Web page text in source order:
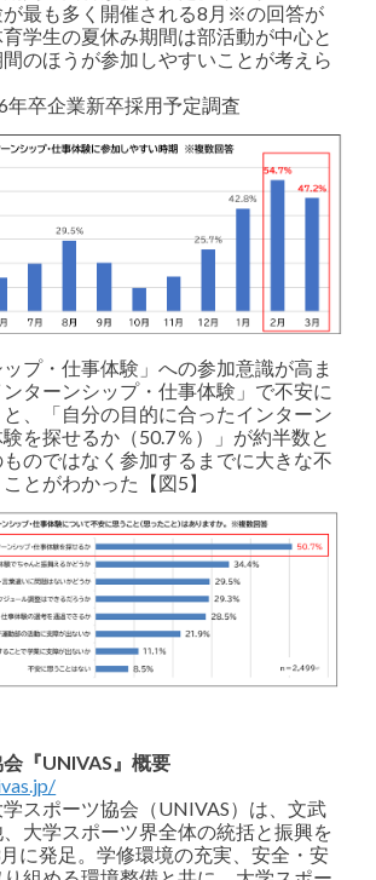
が最も多く開催される8月※の回答が
学生の夏休み期間は部活動が中心と
のほうが参加しやすいことが考えら
年卒企業新卒採用予定調査
ップ・仕事体験」への参加意識が高ま
ターンシップ・仕事体験」で不安に
、「自分の目的に合ったインターン
を探せるか（50.7％）」が約半数と
のではなく参加するまでに大きな不
とがわかった【図5】
『UNIVAS』概要
スポーツ協会（UNIVAS）は、文武
大学スポーツ界全体の統括と振興を
に発足。学修環境の充実、安全・安